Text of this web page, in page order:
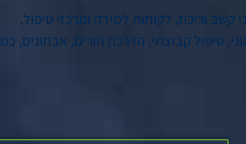
טיפול קבוצתי, הדרכת הורים, אבחונים,